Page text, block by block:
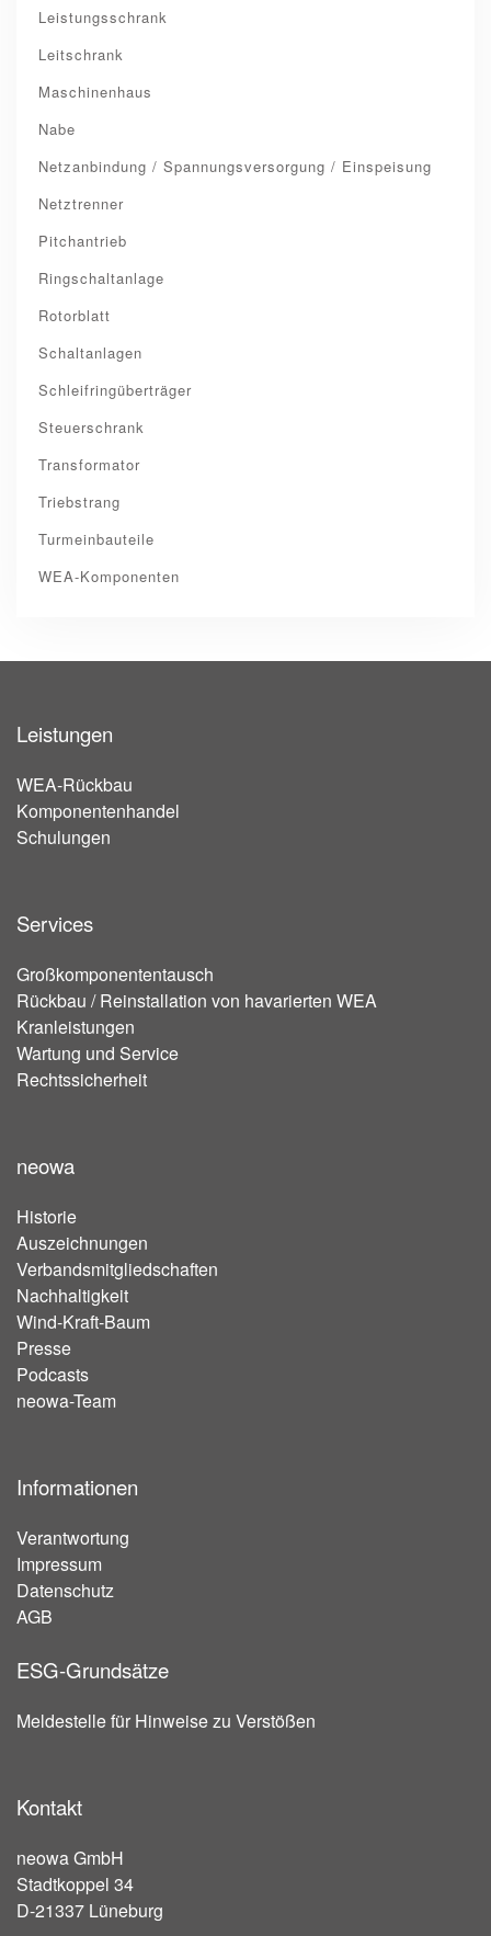
Leistungsschrank
Leitschrank
Maschinenhaus
Nabe
Netzanbindung / Spannungsversorgung / Einspeisung
Netztrenner
Pitchantrieb
Ringschaltanlage
Rotorblatt
Schaltanlagen
Schleifringüberträger
Steuerschrank
Transformator
Triebstrang
Turmeinbauteile
WEA-Komponenten
Leistungen
WEA-Rückbau
Komponentenhandel
Schulungen
Services
Großkomponententausch
Rückbau / Reinstallation von havarierten WEA
Kranleistungen
Wartung und Service
Rechtssicherheit
neowa
Historie
Auszeichnungen
Verbandsmitgliedschaften
Nachhaltigkeit
Wind-Kraft-Baum
Presse
Podcasts
neowa-Team
Informationen
Verantwortung
Impressum
Datenschutz
AGB
ESG-Grundsätze
Meldestelle für Hinweise zu Verstößen
Kontakt
neowa GmbH
Stadtkoppel 34
D-21337 Lüneburg